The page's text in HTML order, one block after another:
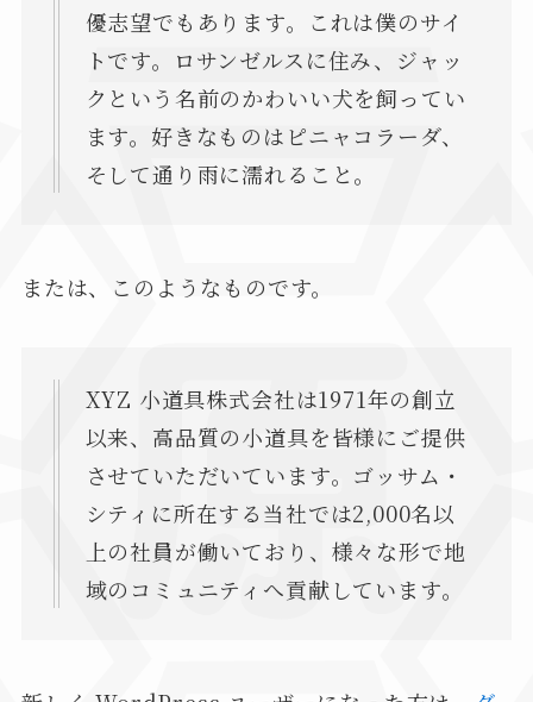
優志望でもあります。これは僕のサイ
トです。ロサンゼルスに住み、ジャッ
クという名前のかわいい犬を飼ってい
ます。好きなものはピニャコラーダ、
そして通り雨に濡れること。
または、このようなものです。
XYZ 小道具株式会社は1971年の創立
以来、高品質の小道具を皆様にご提供
させていただいています。ゴッサム・
シティに所在する当社では2,000名以
上の社員が働いており、様々な形で地
域のコミュニティへ貢献しています。